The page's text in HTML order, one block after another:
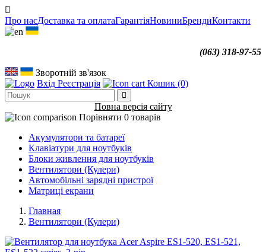
Про насДоставка та оплатаГарантіяНовиниБрендиКонтакти
(063) 318-97-55
Зворотній зв'язок
Вхід Реєстрація Кошик (0)
Повна версія сайту
Порівняти 0 товарів
Акумулятори та батареї
Клавіатури для ноутбуків
Блоки живлення для ноутбуків
Вентилятори (Кулери)
Автомобільні зарядні пристрої
Матриці екрани
Главная
Вентилятори (Кулери)